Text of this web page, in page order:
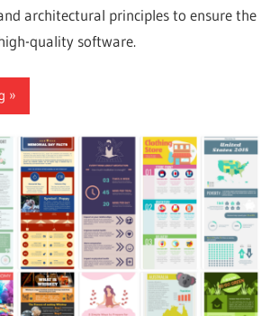
architectural principles to ensure the
quality software.